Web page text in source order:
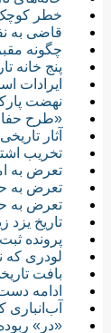
خطر
قاضی به
چگونه
پنج خانه
ایرادات
نهضت
«طرح
آثار
تخریب
تعرض به
تعرض به
تعرض به
تاریخ
پرونده ثبت
لودری
بافت
ادامه
آب‌انباری که بعد از
«در»